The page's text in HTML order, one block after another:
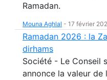
Ramadan.
Mouna Aghlal - 17 février
Ramadan 2026 : la
dirhams
Société - Le Conseil
annonce la valeur